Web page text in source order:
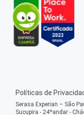
Políticas de
Serasa Experian – São
Sucupira - 24ºandar -